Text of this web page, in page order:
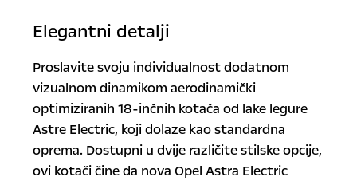
Elegantni detalji
Proslavite svoju individualnost dodatnom
vizualnom dinamikom aerodinamički
optimiziranih 18-inčnih kotača od lake legure
Astre Electric, koji dolaze kao standardna
oprema. Dostupni u dvije različite stilske opcije,
ovi kotači čine da nova Opel Astra Electric